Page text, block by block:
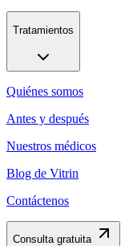
Tratamientos
Quiénes somos
Antes y después
Nuestros médicos
Blog de Vitrin
Contáctenos
Consulta gratuita